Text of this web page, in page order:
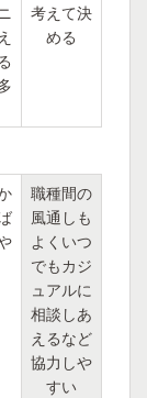
考えて決
める
職種間の
風通しも
よくいつ
でもカジ
ュアルに
相談しあ
えるなど
協力しや
すい